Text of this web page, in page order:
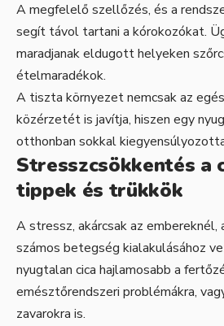
A megfelelő szellőzés, és a
segít távol tartani a kórokozókat.
maradjanak eldugott helyeken
ételmaradékok.
A tiszta környezet nemcsak az
közérzetét is javítja, hiszen egy
otthonban sokkal
Stresszcsökkentés a
tippek és trükkök
A stressz, akárcsak az embereknél,
számos betegség kialakulásához
nyugtalan cica hajlamosabb a
emésztőrendszeri problémákra,
zavarokra is.